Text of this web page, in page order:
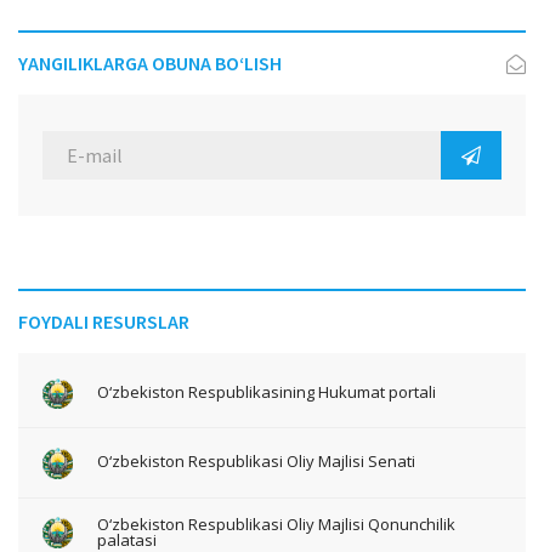
YANGILIKLARGA OBUNA BO‘LISH
FOYDALI RESURSLAR
O‘zbekiston Respublikasining Hukumat portali
O‘zbekiston Respublikasi Oliy Majlisi Senati
O‘zbekiston Respublikasi Oliy Majlisi Qonunchilik
palatasi